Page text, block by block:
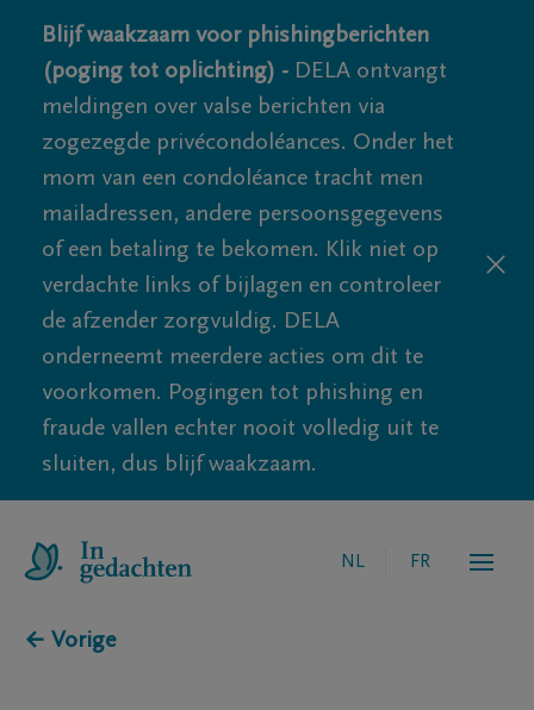
Blijf waakzaam voor phishingberichten
(poging tot oplichting) - DELA ontvangt
meldingen over valse berichten via
zogezegde privécondoléances. Onder het
mom van een condoléance tracht men
mailadressen, andere persoonsgegevens
of een betaling te bekomen. Klik niet op
verdachte links of bijlagen en controleer
de afzender zorgvuldig. DELA
onderneemt meerdere acties om dit te
voorkomen. Pogingen tot phishing en
fraude vallen echter nooit volledig uit te
sluiten, dus blijf waakzaam.
NL FR
← Vorige